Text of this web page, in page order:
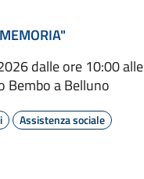
dalle ore 10:00 alle
Bembo a Belluno
Assistenza sociale